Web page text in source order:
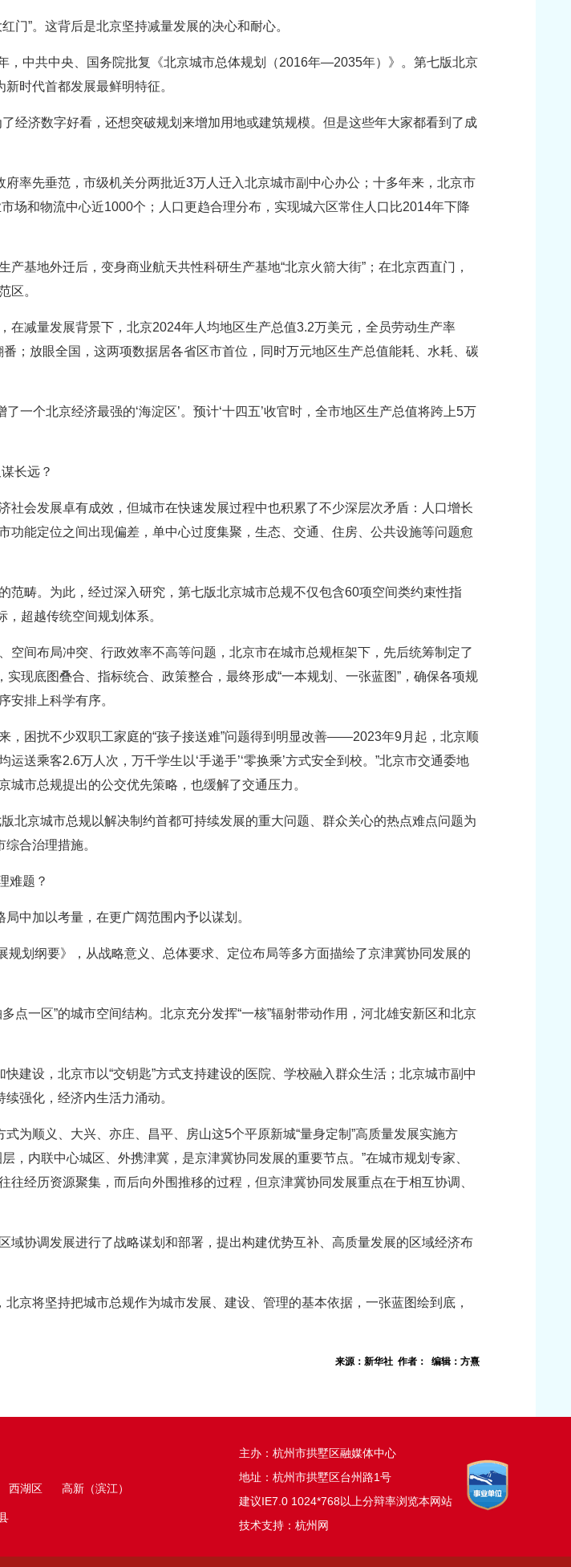
门”。这背后是北京坚持减量发展的决心和耐心。
，中共中央、国务院批复《北京城市总体规划（2016年—2035年）》。第七版北京
时代首都发展最鲜明特征。
经济数字好看，还想突破规划来增加用地或建筑规模。但是这些年大家都看到了成
府率先垂范，市级机关分两批近3万人迁入北京城市副中心办公；十多年来，北京市
场和物流中心近1000个；人口更趋合理分布，实现城六区常住人口比2014年下降
基地外迁后，变身商业航天共性科研生产基地“北京火箭大街”；在北京西直门，
区。
在减量发展背景下，北京2024年人均地区生产总值3.2万美元，全员劳动生产率
；放眼全国，这两项数据居各省区市首位，同时万元地区生产总值能耗、水耗、碳
一个北京经济最强的‘海淀区’。预计‘十四五’收官时，全市地区生产总值将跨上5万
长远？
社会发展卓有成效，但城市在快速发展过程中也积累了不少深层次矛盾：人口增长
功能定位之间出现偏差，单中心过度集聚，生态、交通、住房、公共设施等问题愈
范畴。为此，经过深入研究，第七版北京城市总规不仅包含60项空间类约束性指
超越传统空间规划体系。
空间布局冲突、行政效率不高等问题，北京市在城市总规框架下，先后统筹制定了
现底图叠合、指标统合、政策整合，最终形成“一本规划、一张蓝图”，确保各项规
安排上科学有序。
，困扰不少双职工家庭的“孩子接送难”问题得到明显改善——2023年9月起，北京顺
送乘客2.6万人次，万千学生以‘手递手’‘零换乘’方式安全到校。”北京市交通委地
市总规提出的公交优先策略，也缓解了交通压力。
版北京城市总规以解决制约首都可持续发展的重大问题、群众关心的热点难点问题为
合治理措施。
难题？
中加以考量，在更广阔范围内予以谋划。
划纲要》，从战略意义、总体要求、定位布局等多方面描绘了京津冀协同发展的
点一区”的城市空间结构。北京充分发挥“一核”辐射带动作用，河北雄安新区和北京
建设，北京市以“交钥匙”方式支持建设的医院、学校融入群众生活；北京城市副中
强化，经济内生活力涌动。
为顺义、大兴、亦庄、昌平、房山这5个平原新城“量身定制”高质量发展实施方
，内联中心城区、外携津冀，是京津冀协同发展的重要节点。”在城市规划专家、
经历资源聚集，而后向外围推移的过程，但京津冀协同发展重点在于相互协调、
域协调发展进行了战略谋划和部署，提出构建优势互补、高质量发展的区域经济布
京将坚持把城市总规作为城市发展、建设、管理的基本依据，一张蓝图绘到底，
来源：新华社 作者： 编辑：方熹
西湖区 高新（滨江）
主办：杭州市拱墅区融媒体中心
地址：杭州市拱墅区台州路1号
建议IE7.0 1024*768以上分辩率浏览本网站
技术支持：杭州网